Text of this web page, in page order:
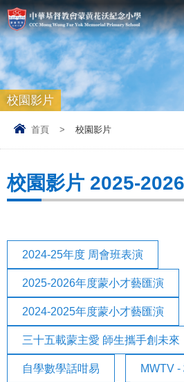
校園影片
首頁 > 校園影片
校園影片 2025-2026
2024-25年度 周會班表演
2025-2026年度蒙小才藝匯演
2024-2025年度蒙小才藝匯演
三十五載蒙主愛 師生攜手創未來
自學數學話咁易 MWTV -